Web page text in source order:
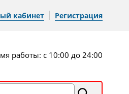
кабинет Регистрация
работы: с 10:00 до 24:00